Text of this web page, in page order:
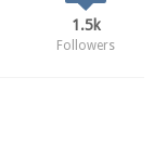
1.5k
Followers